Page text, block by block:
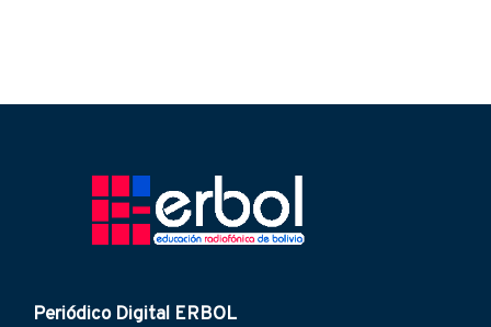
Periódico Digital ERBOL